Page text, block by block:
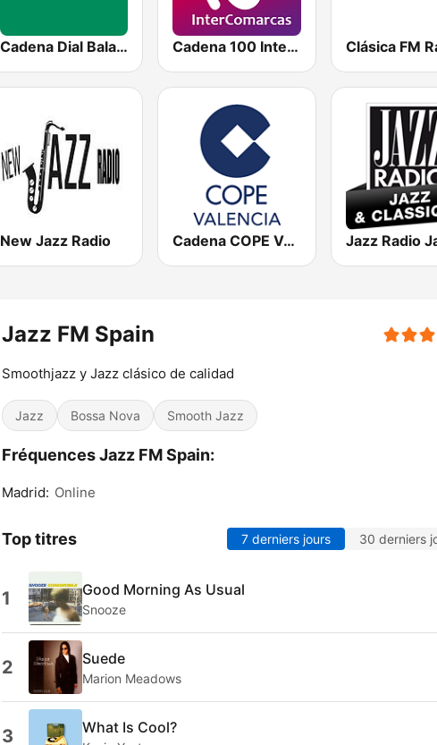
Cadena Dial Baladas Cadena 100 InterComarcas Clásica FM
New Jazz Radio Cadena COPE Valencia
Jazz FM Spain
Smoothjazz y Jazz clásico de calidad
Jazz Bossa Nova Smooth Jazz
Fréquences Jazz FM Spain:
Madrid: Online
Top titres 7 derniers jours 30 derniers
1 Good Morning As Usual
Snooze
2 Suede
Marion Meadows
3 What Is Cool?